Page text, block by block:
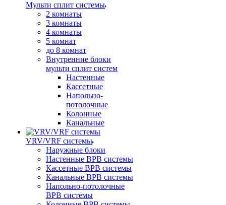
Мульти сплит системы
2 комнаты
3 комнаты
4 комнаты
5 комнат
до 8 комнат
Внутренние блоки
мульти сплит систем
Настенные
Кассетные
Напольно-
потолочные
Колонные
Канальные
VRV/VRF системы
Наружные блоки
Настенные ВРВ системы
Кассетные ВРВ системы
Канальные ВРВ системы
Напольно-потолочные
ВРВ системы